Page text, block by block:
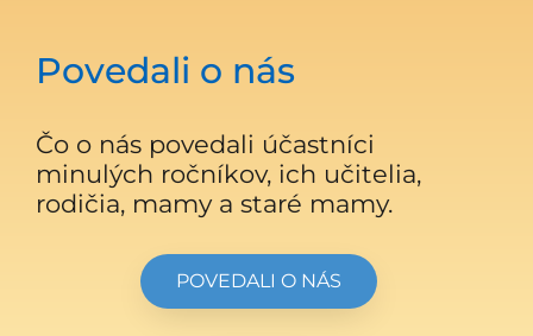
Povedali o nás
Čo o nás povedali účastníci
minulých ročníkov, ich učitelia,
rodičia, mamy a staré mamy.
POVEDALI O NÁS